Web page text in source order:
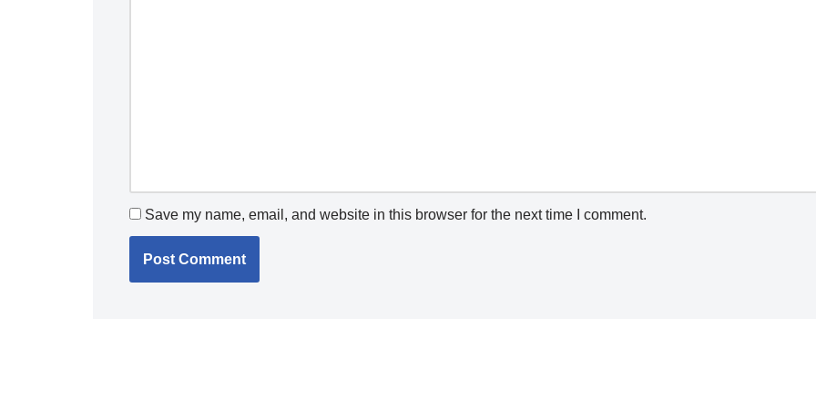
Save my name, email, and website in this browser for the next time I comment.